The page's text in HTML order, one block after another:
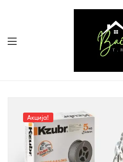
Sombor
Menu
Акција!